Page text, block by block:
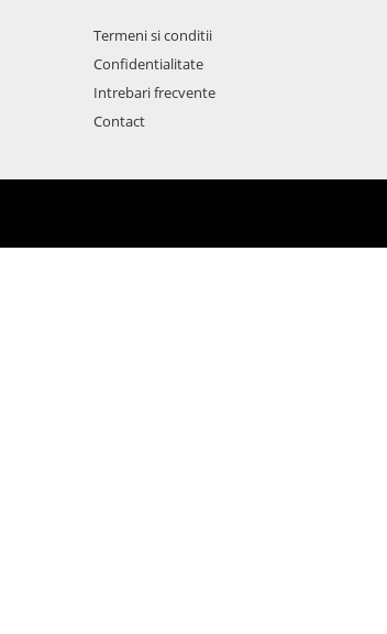
Termeni si conditii
Confidentialitate
Intrebari frecvente
Contact